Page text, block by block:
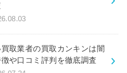
取業者の買取カンキンは闇
や口コミ評判を徹底調査